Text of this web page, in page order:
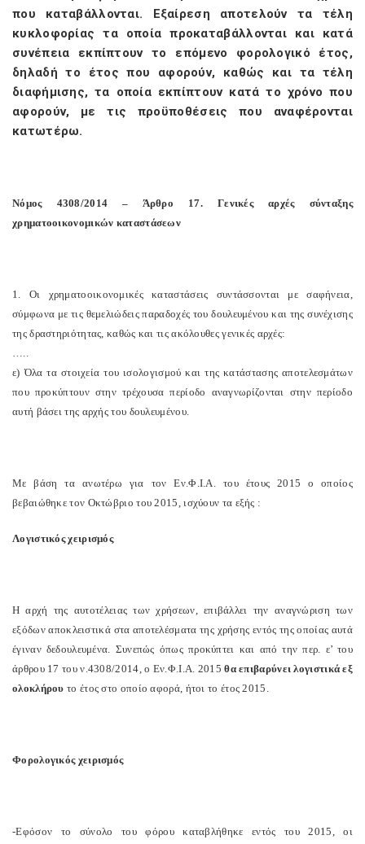
που καταβάλλονται. Εξαίρεση αποτελούν τα τέλη
κυκλοφορίας τα οποία προκαταβάλλονται και κατά
συνέπεια εκπίπτουν το επόμενο φορολογικό έτος,
δηλαδή το έτος που αφορούν, καθώς και τα τέλη
διαφήμισης, τα οποία εκπίπτουν κατά το χρόνο που
αφορούν, με τις προϋποθέσεις που αναφέρονται
κατωτέρω.
Νόμος 4308/2014 – Άρθρο 17. Γενικές αρχές σύνταξης
χρηματοοικονομικών καταστάσεων
1. Οι χρηματοοικονομικές καταστάσεις συντάσσονται με σαφήνεια,
σύμφωνα με τις θεμελιώδεις παραδοχές του δουλευμένου και της συνέχισης
της δραστηριότητας, καθώς και τις ακόλουθες γενικές αρχές:
…..
ε) Όλα τα στοιχεία του ισολογισμού και της κατάστασης αποτελεσμάτων
που προκύπτουν στην τρέχουσα περίοδο αναγνωρίζονται στην περίοδο
αυτή βάσει της αρχής του δουλευμένου.
Με βάση τα ανωτέρω για τον Εν.Φ.Ι.Α. του έτους 2015 ο οποίος
βεβαιώθηκε τον Οκτώβριο του 2015, ισχύουν τα εξής :
Λογιστικός χειρισμός
Η αρχή της αυτοτέλειας των χρήσεων, επιβάλλει την αναγνώριση των
εξόδων αποκλειστικά στα αποτελέσματα της χρήσης εντός της οποίας αυτά
έγιναν δεδουλευμένα. Συνεπώς όπως προκύπτει και από την περ. ε’ του
άρθρου 17 του ν.4308/2014, ο Εν.Φ.Ι.Α. 2015θα επιβαρύνει λογιστικά εξ
ολοκλήρου το έτος στο οποίο αφορά, ήτοι το έτος 2015.
Φορολογικός χειρισμός
-Εφόσον το σύνολο του φόρου καταβλήθηκε εντός του 2015, οι